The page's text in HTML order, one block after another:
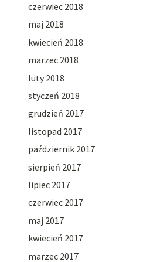
czerwiec 2018
maj 2018
kwiecień 2018
marzec 2018
luty 2018
styczeń 2018
grudzień 2017
listopad 2017
październik 2017
sierpień 2017
lipiec 2017
czerwiec 2017
maj 2017
kwiecień 2017
marzec 2017